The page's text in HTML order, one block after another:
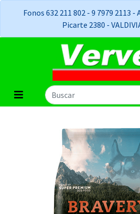
Fonos 632 211 802 - 9 7979 2113 -
Picarte 2380 -